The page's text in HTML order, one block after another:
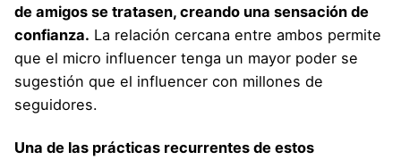
de amigos se tratasen, creando una sensación de
confianza. La relación cercana entre ambos permite
que el micro influencer tenga un mayor poder se
sugestión que el influencer con millones de
seguidores.
Una de las prácticas recurrentes de estos